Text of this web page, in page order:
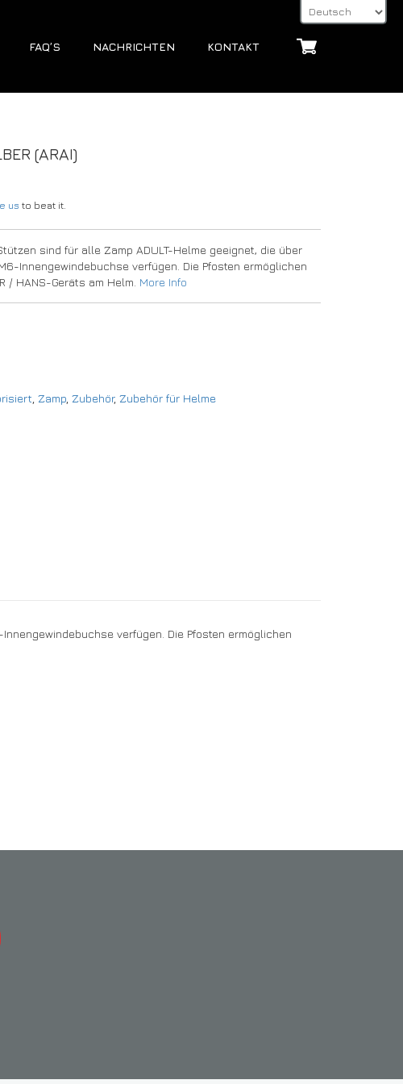
FAQ’S NACHRICHTEN KONTAKT
(ARAI)
us to beat it.
sind für alle Zamp ADULT-Helme geeignet, die über
Innengewindebuchse verfügen. Die Pfosten ermöglichen
/ HANS-Geräts am Helm. More Info
Zamp Zubehör, Zubehör für Helme
verfügen. Die Pfosten ermöglichen